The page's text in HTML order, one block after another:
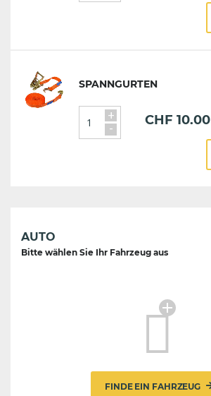
SPANNGURTEN
+
- CHF 10.00
AUTO
Bitte wählen Sie Ihr Fahrzeug aus
FINDE EIN FAHRZEUG